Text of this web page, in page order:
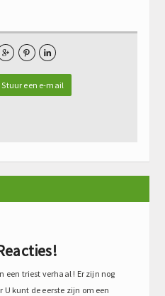
  
een e-mail
een triest verhaal ! Er zijn nog
U kunt de eerste zijn om een